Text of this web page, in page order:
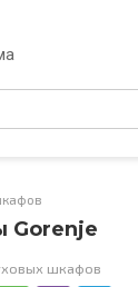
Gorenje
шкафов